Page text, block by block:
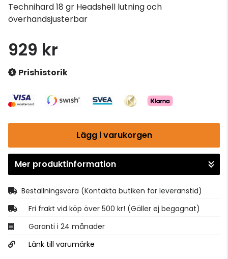
Technihard 18 gr Headshell lutning och
överhandsjusterbar
929 kr
Prishistorik
Lägg i varukorgen
Gå till kassan
Mer produktinformation
Beställningsvara (Kontakta butiken för leveranstid)
Fri frakt vid köp över 500 kr! (Gäller ej begagnat)
Garanti i 24 månader
Länk till varumärke